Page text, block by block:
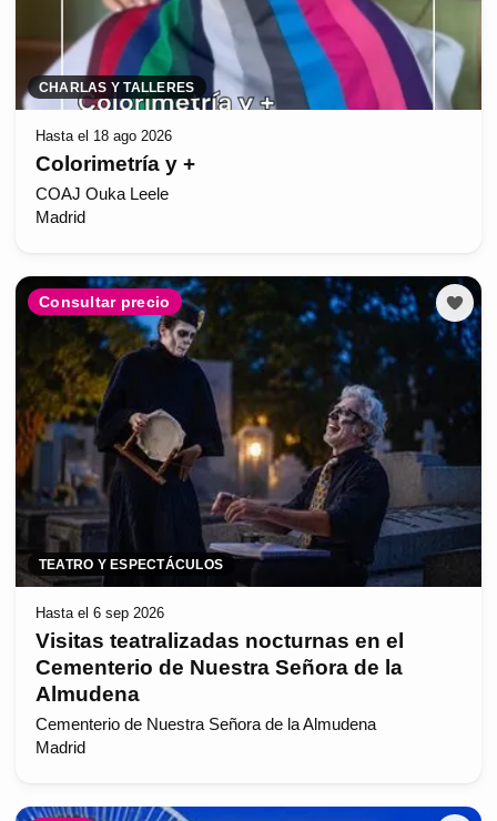
CHARLAS Y TALLERES
Hasta el 18 ago 2026
Colorimetría y +
COAJ Ouka Leele
Madrid
Consultar precio
TEATRO Y ESPECTÁCULOS
Hasta el 6 sep 2026
Visitas teatralizadas nocturnas en el
Cementerio de Nuestra Señora de la
Almudena
Cementerio de Nuestra Señora de la Almudena
Madrid